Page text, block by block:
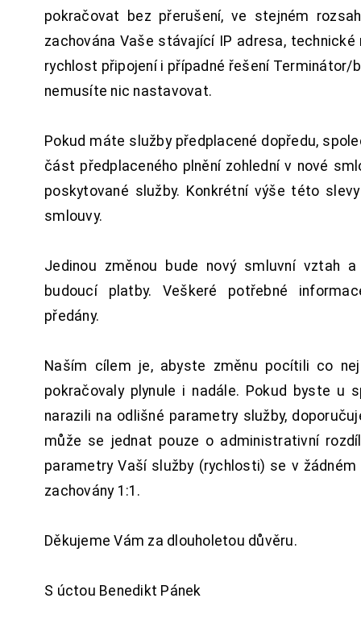
pokračovat bez přerušení, ve stejném
zachována Vaše stávající IP adresa, technické
rychlost připojení i případné řešení Terminátor/
nemusíte nic nastavovat.
Pokud máte služby předplacené dopředu,
část předplaceného plnění zohlední v nové
poskytované služby. Konkrétní výše této
smlouvy.
Jedinou změnou bude nový smluvní vztah
budoucí platby. Veškeré potřebné
předány.
Naším cílem je, abyste změnu pocítili co
pokračovaly plynule i nadále. Pokud byste u
narazili na odlišné parametry služby,
může se jednat pouze o administrativní
parametry Vaší služby (rychlosti) se v
zachovány 1:1.
Děkujeme Vám za dlouholetou důvěru.
S úctou Benedikt Pánek